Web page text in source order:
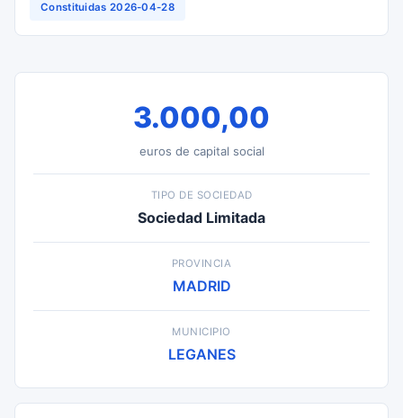
Constituidas 2026-04-28
3.000,00
euros de capital social
TIPO DE SOCIEDAD
Sociedad Limitada
PROVINCIA
MADRID
MUNICIPIO
LEGANES